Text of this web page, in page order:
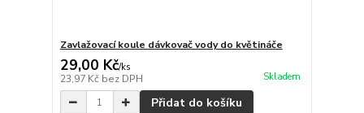
Zavlažovací koule dávkovač vody do květináče
29,00 Kč/ks
23,97 Kč bez DPH Skladem
Přidat do košíku